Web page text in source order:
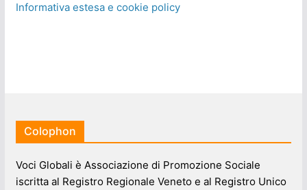
Informativa estesa e cookie policy
Colophon
Voci Globali è Associazione di Promozione Sociale
iscritta al Registro Regionale Veneto e al Registro Unico